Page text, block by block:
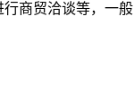
商贸洽谈等，一般